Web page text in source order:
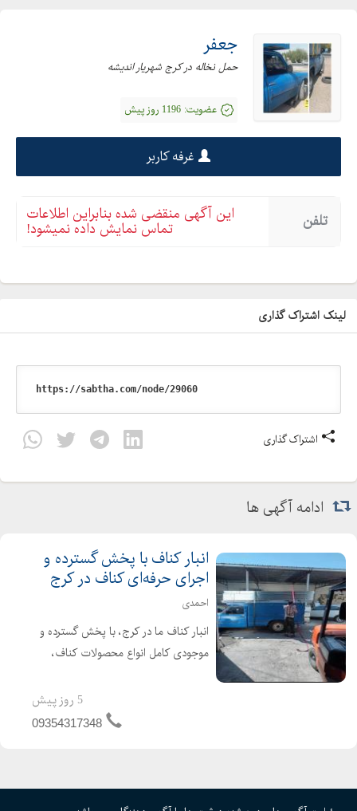
جعفر
حمل نخاله در کرج شهریار اندیشه
عضویت: 1196 روز پیش
غرفه کاربر
تلفن این آگهی منقضی شده بنابراین اطلاعات
تماس نمایش داده نمیشود!
لینک اشتراک گذاری
اشتراک گذاری
ادامه آگهی ها
انبار کناف با پخش گسترده و
اجرای حرفه‌ای کناف در کرج
احمدی
انبار کناف ما در کرج، با پخش گسترده و
موجودی کامل انواع محصولات کناف،
سقف کاذب است. تولید سازه گالوانیزه با
کیفیت بالا و اجرای تخصصی کناف توسط
5 روز پیش
09354317348